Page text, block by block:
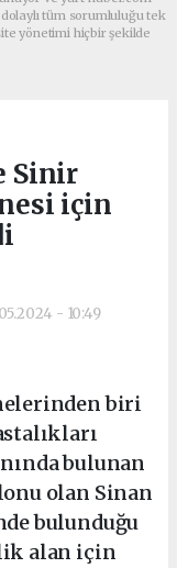
tüm sorumluluğu tek
yönetimi hiçbir şekilde
Sinir
için
- 10:49
biri
bulunan
olan Sinan
bulunduğu
alan için